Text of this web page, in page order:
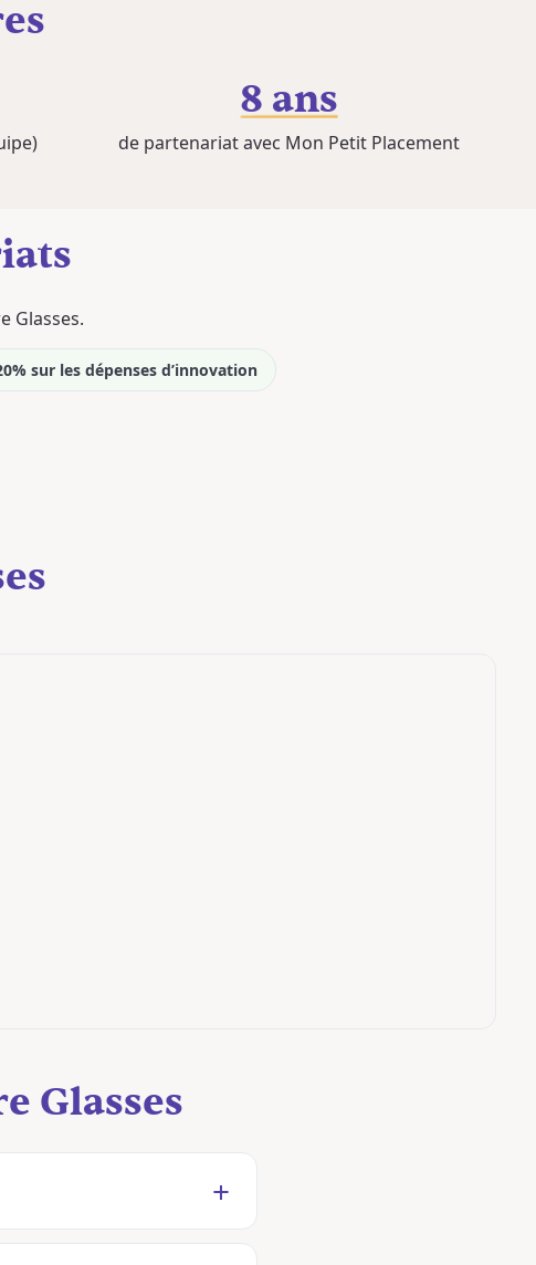
8 ans
de partenariat avec Mon Petit Placement
Glasses.
sur les dépenses d’innovation
Glasses